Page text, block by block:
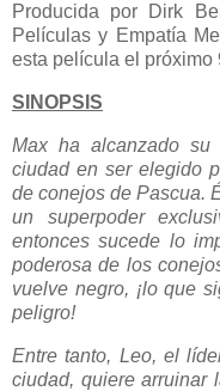
Producida por Dirk
Películas y Empatía
esta película el próximo
SINOPSIS
Max ha alcanzado
ciudad en ser elegido
de conejos de Pascua.
un superpoder
entonces sucede lo
poderosa de los
vuelve negro, ¡lo que
peligro!
Entre tanto, Leo, el
ciudad, quiere arruinar